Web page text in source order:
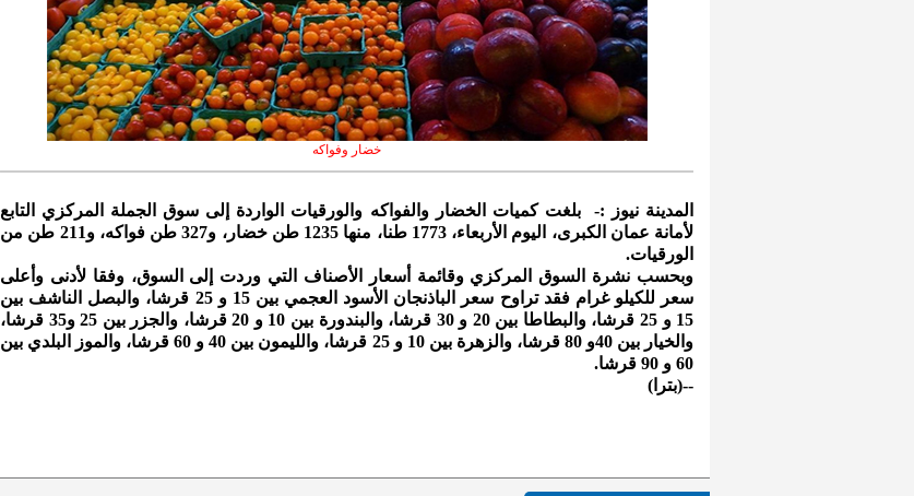
خضار وفواكه
المدينة نيوز :- بلغت كميات الخضار والفواكه والورقيات الواردة إلى سوق الجملة المركزي التابع
لأمانة عمان الكبرى، اليوم الأربعاء، 1773 طنا، منها 1235 طن خضار، و327 طن فواكه، و211 طن من
الورقيات.
وبحسب نشرة السوق المركزي وقائمة أسعار الأصناف التي وردت إلى السوق، وفقا لأدنى وأعلى
سعر للكيلو غرام فقد تراوح سعر الباذنجان الأسود العجمي بين 15 و 25 قرشا، والبصل الناشف بين
15 و 25 قرشا، والبطاطا بين 20 و 30 قرشا، والبندورة بين 10 و 20 قرشا، والجزر بين 25 و35 قرشا،
والخيار بين 40و 80 قرشا، والزهرة بين 10 و 25 قرشا، والليمون بين 40 و 60 قرشا، والموز البلدي بين
60 و 90 قرشا.
--(بترا)